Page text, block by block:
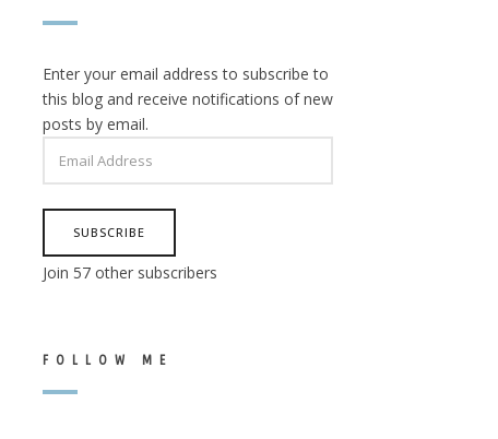
Enter your email address to subscribe to
this blog and receive notifications of new
posts by email.
ADDRESS
SUBSCRIBE
Join 57 other subscribers
FOLLOW ME